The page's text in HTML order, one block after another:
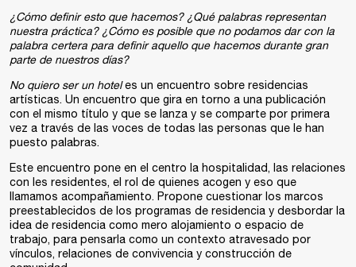
¿Cómo definir esto que hacemos? ¿Qué palabras representan
nuestra práctica? ¿Cómo es posible que no podamos dar con la
palabra certera para definir aquello que hacemos durante gran
parte de nuestros días?
No quiero ser un hoteles un encuentro sobre residencias
artísticas. Un encuentro que gira en torno a una publicación
con el mismo título y que se lanza y se comparte por primera
vez a través de las voces de todas las personas que le han
puesto palabras.
Este encuentro pone en el centro la hospitalidad, las relaciones
con les residentes, el rol de quienes acogen y eso que
llamamos acompañamiento. Propone cuestionar los marcos
preestablecidos de los programas de residencia y desbordar la
idea de residencia como mero alojamiento o espacio de
trabajo, para pensarla como un contexto atravesado por
vínculos, relaciones de convivencia y construcción de